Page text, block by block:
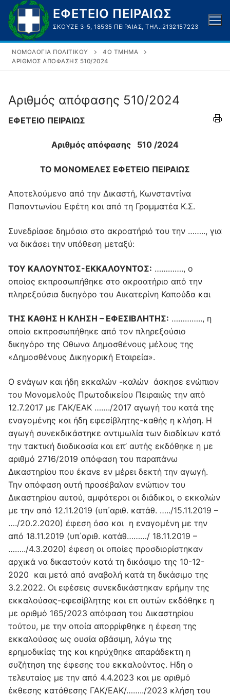
Μετάβαση
στο
περιεχόμενο
ΕΦΕΤΕΙΟ ΠΕΙΡΑΙΩΣ
ΣΚΟΥΖΈ 3-5, 18535 ΠΕΙΡΑΙΆΣ, ΤΗΛ.:2132157223
ΝΟΜΟΛΟΓΊΑ ΠΟΛΙΤΙΚΟΎ
4O ΤΜΉΜΑ
ΑΡΙΘΜΌΣ ΑΠΌΦΑΣΗΣ 510/2024
Αριθμός απόφασης 510/2024
ΕΦΕΤΕΙΟ ΠΕΙΡΑΙΩΣ
Αριθμός απόφασης 510 /2024
TO ΜΟΝΟΜΕΛΕΣ ΕΦΕΤΕΙΟ ΠΕΙΡΑΙΩΣ
Αποτελούμενο από την Δικαστή, Κωνσταντίνα
Παπαντωνίου Εφέτη και από τη Γραμματέα K.Σ.
Συνεδρίασε δημόσια στο ακροατήριό του την …….., για
να δικάσει την υπόθεση μεταξύ:
ΤΟΥ ΚΑΛΟΥΝΤΟΣ-ΕΚΚΑΛΟΥΝΤΟΣ: …………., ο
οποίος εκπροσωπήθηκε στο ακροατήριο από την
πληρεξούσια δικηγόρο του Αικατερίνη Καπούδα και
ΤΗΣ ΚΑΘΗΣ Η ΚΛΗΣΗ – ΕΦΕΣΙΒΛΗΤΗΣ: ………….., η
οποία εκπροσωπήθηκε από τον πληρεξούσιο
δικηγόρο της Οθωνα Δημοσθένους μέλους της
«Δημοσθένους Δικηγορική Εταιρεία».
Ο ενάγων και ήδη εκκαλών -καλών άσκησε ενώπιον
του Μονομελούς Πρωτοδικείου Πειραιώς την από
12.7.2017 με ΓΑΚ/ΕΑΚ ……./2017 αγωγή του κατά της
εναγομένης και ήδη εφεσίβλητης-καθής η κλήση. Η
αγωγή συνεκδικάστηκε αντιμωλία των διαδίκων κατά
την τακτική διαδικασία και επ’ αυτής εκδόθηκε η με
αριθμό 2716/2019 απόφαση του παραπάνω
Δικαστηρίου που έκανε εν μέρει δεκτή την αγωγή.
Την απόφαση αυτή προσέβαλαν ενώπιον του
Δικαστηρίου αυτού, αμφότεροι οι διάδικοι, ο εκκαλών
με την από 12.11.2019 (υπ΄αριθ. κατάθ. …../15.11.2019 –
…./20.2.2020) έφεση όσο και η εναγομένη με την
από 18.11.2019 (υπ΄αριθ. κατάθ………/ 18.11.2019 –
……../4.3.2020) έφεση οι οποίες προσδιορίστηκαν
αρχικά να δικαστούν κατά τη δικάσιμο της 10-12-
2020 και μετά από αναβολή κατά τη δικάσιμο της
3.2.2022. Οι εφέσεις συνεκδικάστηκαν ερήμην της
εκκαλούσας-εφεσίβλητης και επ αυτών εκδόθηκε η
με αριθμό 165/2023 απόφαση του Δικαστηρίου
τούτου, με την οποία απορρίφθηκε η έφεση της
εκκαλούσας ως ουσία αβάσιμη, λόγω της
ερημοδικίας της και κηρύχθηκε απαράδεκτη η
συζήτηση της έφεσης του εκκαλούντος. Ηδη ο
τελευταίος με την από 4.4.2023 και με αριθμό
έκθεσης κατάθεσης ΓΑΚ/ΕΑΚ/……../2023 κλήση του